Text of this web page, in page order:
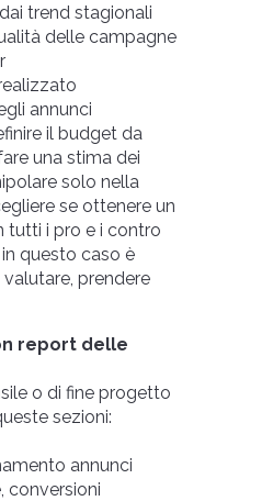
trend stagionali
delle campagne
annunci
il budget da
una stima dei
solo nella
se ottenere un
tutti i pro e i contro
questo caso è
prendere
report delle
o di fine progetto
sezioni:
annunci